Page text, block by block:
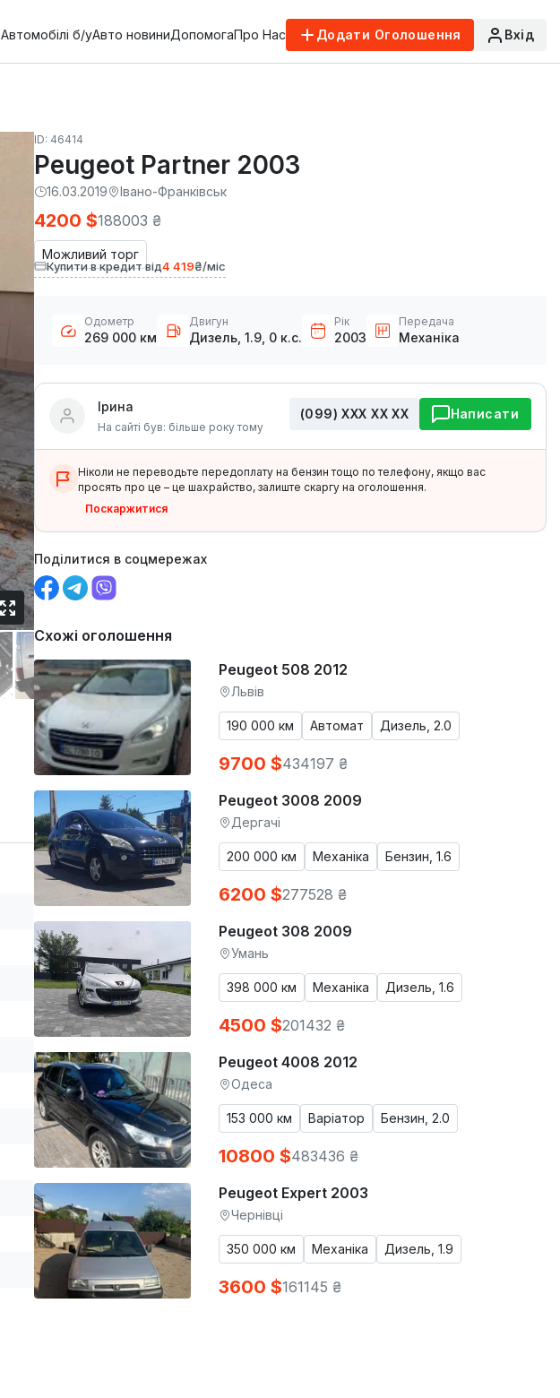
Автомобілі б/уАвто новиниДопомогаПро Нас Додати Оголошення Вхід
ID: 46414
Peugeot Partner 2003
16.03.2019 Івано-Франківськ
Можливий торг
4200 $188003 ₴
Купити в кредит від4 419₴/міс
Одометр
269 000 км
Двигун
Дизель, 1.9, 0 к.с.
Рік
2003
Передача
Механіка
Ірина
На сайті був: більше року тому
(099) ХХХ ХХ ХХ Написати
Ніколи не переводьте передоплату на бензин тощо по телефону, якщо вас
просять про це – це шахрайство, залиште скаргу на оголошення.
Поскаржитися
Поділитися в соцмережах
Схожі оголошення
Peugeot 508 2012
Львів
190 000 км Автомат Дизель, 2.0
9700 $434197 ₴
Peugeot 3008 2009
Дергачі
200 000 км Механіка Бензин, 1.6
6200 $277528 ₴
Peugeot 308 2009
Умань
398 000 км Механіка Дизель, 1.6
4500 $201432 ₴
Peugeot 4008 2012
Одеса
153 000 км Варіатор Бензин, 2.0
10800 $483436 ₴
Peugeot Expert 2003
Чернівці
350 000 км Механіка Дизель, 1.9
3600 $161145 ₴